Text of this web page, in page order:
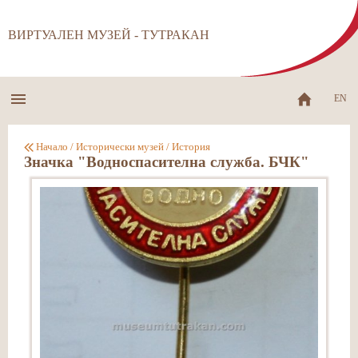
ВИРТУАЛЕН МУЗЕЙ - ТУТРАКАН
EN
Начало / Исторически музей / История
Значка "Водноспасителна служба. БЧК"